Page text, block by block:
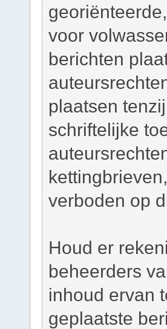
voor
berichten
plaatsen
schriftelijke
verboden op
Houd er
beheerders
inhoud ervan
geplaatste